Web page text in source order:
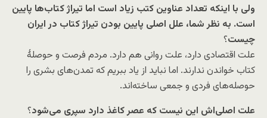
ولی با اینکه تعداد عناوین کتب زیاد است اما تیراژ کتاب‌ها پایین
است. به نظر شما، علل اصلی پایین بودن تیراژ کتاب در ایران
چیست؟
علت اقتصادی دارد، علت روانی هم دارد. مردم فرصت و حوصلۀ
کتاب خواندن ندارند. اما نباید از یاد ببریم که تمدن‌های بشری را
حوصله‌های فردی و جمعی ساخته‌اند.
علت اصلی‌اش این نیست که عصر کاغذ دارد سپری می‌شود؟